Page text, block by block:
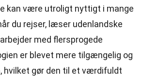
kan være utroligt nyttigt i mange
du rejser, læser udenlandske
med flersprogede
er blevet mere tilgængelig og
hvilket gør den til et værdifuldt